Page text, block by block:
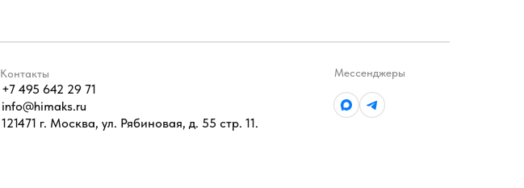
Мессенджеры
Контакты
+7 495 642 29 71
info@himaks.ru
121471 г. Москва, ул. Рябиновая, д. 55 стр. 11.